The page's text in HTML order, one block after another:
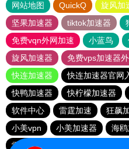
网站地图 QuickQ 旋风加
坚果加速器
tiktok加速器
免费vqn外网加速
小蓝鸟
旋风加速器
免费vps加速器
快连加速器
快连加速器官网
快鸭加速器
快柠檬加速器
软件中心
雷霆加速 狂飙
小美vpn
小美加速器 海
雷霆加速下载